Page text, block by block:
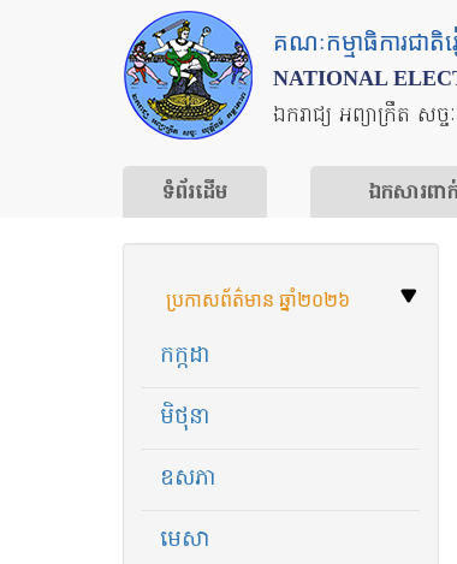
គណៈកម្មាធិការជា
NATIONAL
ឯករាជ្យ អព្យាក្រឹត សច្ច
ទំព័រ​ដើម ឯកសារ​ពា
ប្រកាសព័ត៌មាន ឆ្នាំ២០២៦
កក្កដា
មិថុនា
ឧសភា
មេសា